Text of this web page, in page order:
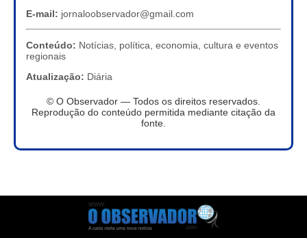
E-mail: jornaloobservador@gmail.com
Conteúdo: Notícias, política, economia, cultura e eventos
regionais
Atualização: Diária
© O Observador — Todos os direitos reservados.
Reprodução do conteúdo permitida mediante citação da
fonte.